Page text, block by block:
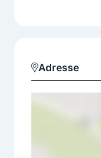
Adresse